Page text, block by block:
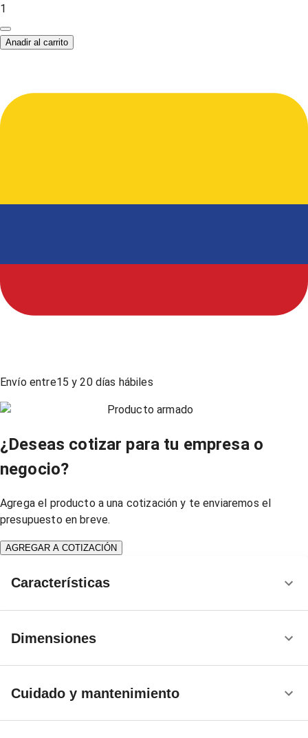
1
Anadir al carrito
Envío entre15 y20días hábiles
Producto armado
¿Deseas cotizar para tu empresa o
negocio?
Agrega el producto a una cotización y te enviaremos el
presupuesto en breve.
AGREGAR A COTIZACIÓN
Características
Dimensiones
Cuidado y mantenimiento